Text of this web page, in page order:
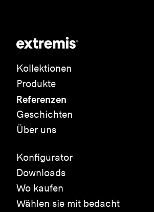
Kollektionen
Produkte
Referenzen
Geschichten
Über uns
Konfigurator
Downloads
Wo kaufen
Wählen sie mit bedacht